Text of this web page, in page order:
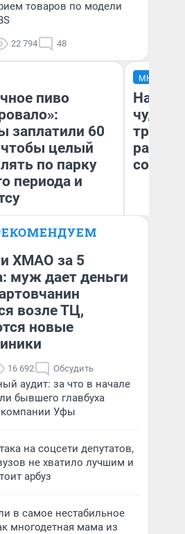
товаров по модели
22 794 48
пиво
заплатили 60
целый
по парку
периода и
МНЕНИЕ
чудом
ХМАО за 5
муж дает деньги
возле ТЦ,
новые
16 692 Обсудить
аудит: за что в начале
бывшего главбуха
компании Уфы
на соцсети депутатов,
не хватило лучшим и
арбуз
в самое нестабильное
многодетная мама из